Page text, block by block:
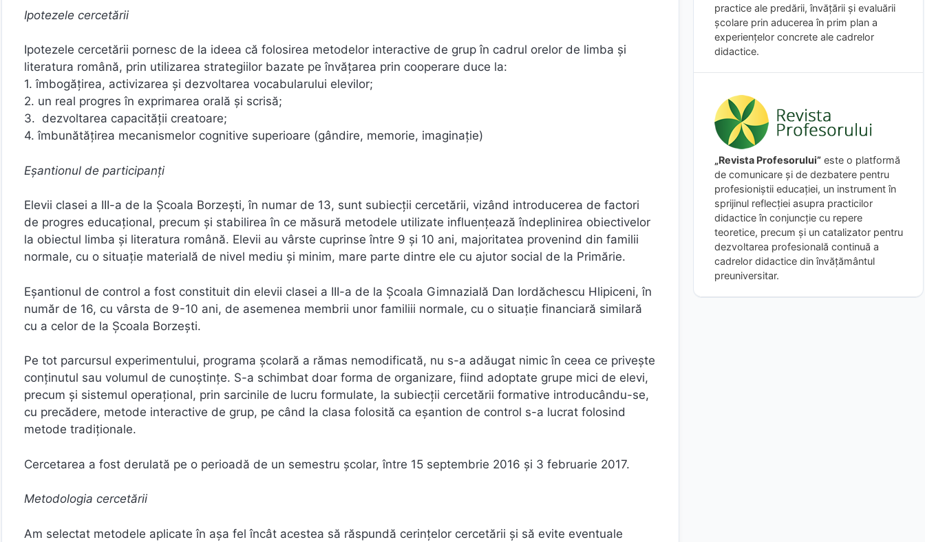
Ipotezele cercetării
Ipotezele cercetării pornesc de la ideea că folosirea metodelor interactive de grup în cadrul orelor de limba şi
literatura română, prin utilizarea strategiilor bazate pe învăţarea prin cooperare duce la:
1. îmbogăţirea, activizarea şi dezvoltarea vocabularului elevilor;
2. un real progres în exprimarea orală şi scrisă;
3. dezvoltarea capacităţii creatoare;
4. îmbunătăţirea mecanismelor cognitive superioare (gândire, memorie, imaginaţie)
Eşantionul de participanţi
Elevii clasei a III-a de la Şcoala Borzeşti, în numar de 13, sunt subiecţii cercetării, vizând introducerea de factori
de progres educaţional, precum şi stabilirea în ce măsură metodele utilizate influenţează îndeplinirea obiectivelor
la obiectul limba şi literatura română. Elevii au vârste cuprinse între 9 şi 10 ani, majoritatea provenind din familii
normale, cu o situaţie materială de nivel mediu şi minim, mare parte dintre ele cu ajutor social de la Primărie.
Eşantionul de control a fost constituit din elevii clasei a III-a de la Şcoala Gimnazială Dan Iordăchescu Hlipiceni, în
număr de 16, cu vârsta de 9-10 ani, de asemenea membrii unor familiii normale, cu o situaţie financiară similară
cu a celor de la Şcoala Borzeşti.
Pe tot parcursul experimentului, programa şcolară a rămas nemodificată, nu s-a adăugat nimic în ceea ce priveşte
conţinutul sau volumul de cunoştinţe. S-a schimbat doar forma de organizare, fiind adoptate grupe mici de elevi,
precum şi sistemul operaţional, prin sarcinile de lucru formulate, la subiecţii cercetării formative introducându-se,
cu precădere, metode interactive de grup, pe când la clasa folosită ca eşantion de control s-a lucrat folosind
metode tradiţionale.
Cercetarea a fost derulată pe o perioadă de un semestru şcolar, între 15 septembrie 2016 şi 3 februarie 2017.
Metodologia cercetării
Am selectat metodele aplicate în aşa fel încât acestea să răspundă cerinţelor cercetării şi să evite eventuale
practice ale predării, învăţării şi evaluării
şcolare prin aducerea în prim plan a
experienţelor concrete ale cadrelor
didactice.
„Revista Profesorului” este o platformă
de comunicare și de dezbatere pentru
profesioniștii educației, un instrument în
sprijinul reflecției asupra practicilor
didactice în conjuncție cu repere
teoretice, precum și un catalizator pentru
dezvoltarea profesională continuă a
cadrelor didactice din învățământul
preuniversitar.